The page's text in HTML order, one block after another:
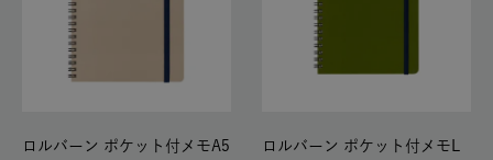
ロルバーン ポケット付メモA5 ロルバーン ポケット付メモL